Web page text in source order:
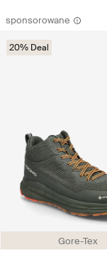
sponsorowane
Gore-Tex
20% Deal